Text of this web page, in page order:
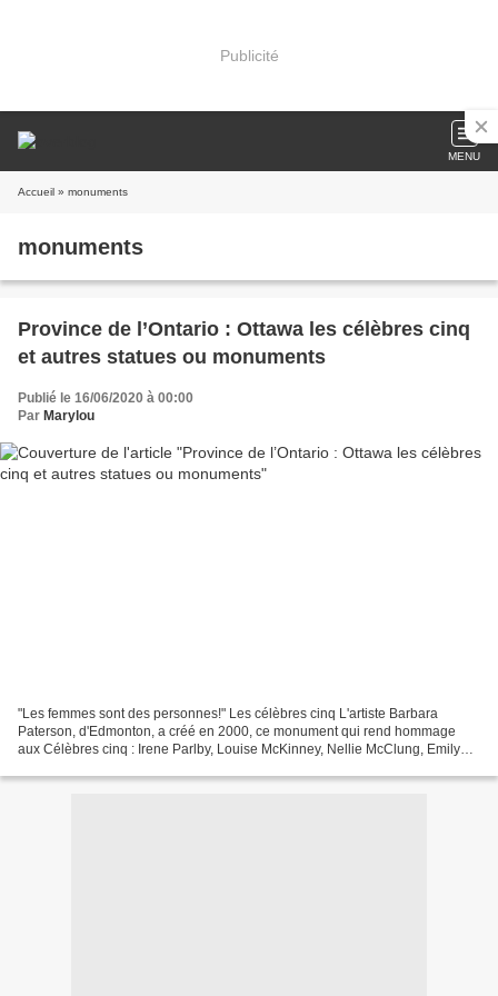
Publicité
MENU
Accueil » monuments
monuments
Province de l’Ontario : Ottawa les célèbres cinq
et autres statues ou monuments
Publié le 16/06/2020 à 00:00
Par Marylou
"Les femmes sont des personnes!" Les célèbres cinq L'artiste Barbara
Paterson, d'Edmonton, a créé en 2000, ce monument qui rend hommage
aux Célèbres cinq : Irene Parlby, Louise McKinney, Nellie McClung, Emily